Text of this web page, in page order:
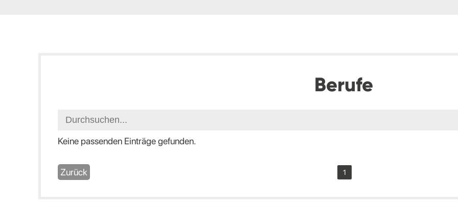
Berufe
Keine passenden Einträge gefunden.
Zurück 1